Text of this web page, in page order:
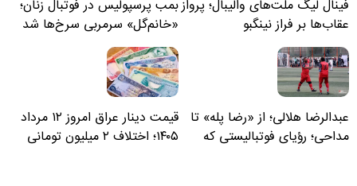
فینال لیگ ملت‌های والیبال؛ پرواز
عقاب‌ها بر فراز نینگبو
بمب پرسپولیس در فوتبال زنان؛
«خانم‌گل» سرمربی سرخ‌ها شد
عبدالرضا هلالی؛ از «رضا پله» تا
مداحی؛ رؤیای فوتبالیستی که
قیمت دینار عراق امروز ۱۲ مرداد
۱۴۰۵؛ اختلاف ۲ میلیون تومانی